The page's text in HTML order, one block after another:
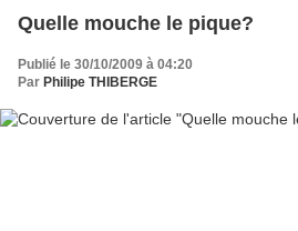
Quelle mouche le pique?
Publié le 30/10/2009 à 04:20
Par Philipe THIBERGE